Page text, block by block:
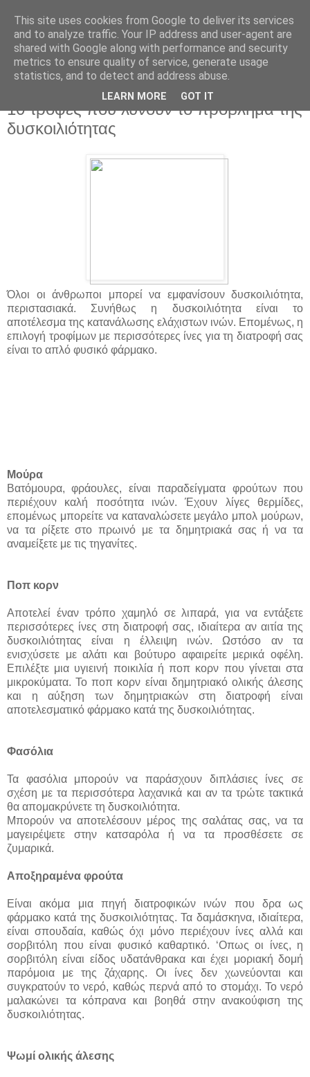
10 τροφές που λύνουν το πρόβλημα της
δυσκοιλιότητας
Όλοι οι άνθρωποι μπορεί να εμφανίσουν δυσκοιλιότητα,
περιστασιακά. Συνήθως η δυσκοιλιότητα είναι το
αποτέλεσμα της κατανάλωσης ελάχιστων ινών. Επομένως, η
επιλογή τροφίμων με περισσότερες ίνες για τη διατροφή σας
είναι το απλό φυσικό φάρμακο.
Μούρα
Βατόμουρα, φράουλες, είναι παραδείγματα φρούτων που
περιέχουν καλή ποσότητα ινών. Έχουν λίγες θερμίδες,
επομένως μπορείτε να καταναλώσετε μεγάλο μπολ μούρων,
να τα ρίξετε στο πρωινό με τα δημητριακά σας ή να τα
αναμείξετε με τις τηγανίτες.
Ποπ κορν
Αποτελεί έναν τρόπο χαμηλό σε λιπαρά, για να εντάξετε
περισσότερες ίνες στη διατροφή σας, ιδιαίτερα αν αιτία της
δυσκοιλιότητας είναι η έλλειψη ινών. Ωστόσο αν τα
ενισχύσετε με αλάτι και βούτυρο αφαιρείτε μερικά οφέλη.
Επιλέξτε μια υγιεινή ποικιλία ή ποπ κορν που γίνεται στα
μικροκύματα. Το ποπ κορν είναι δημητριακό ολικής άλεσης
και η αύξηση των δημητριακών στη διατροφή είναι
αποτελεσματικό φάρμακο κατά της δυσκοιλιότητας.
Φασόλια
Τα φασόλια μπορούν να παράσχουν διπλάσιες ίνες σε
σχέση με τα περισσότερα λαχανικά και αν τα τρώτε τακτικά
θα απομακρύνετε τη δυσκοιλιότητα.
Μπορούν να αποτελέσουν μέρος της σαλάτας σας, να τα
μαγειρέψετε στην κατσαρόλα ή να τα προσθέσετε σε
ζυμαρικά.
Αποξηραμένα φρούτα
Είναι ακόμα μια πηγή διατροφικών ινών που δρα ως
φάρμακο κατά της δυσκοιλιότητας. Τα δαμάσκηνα, ιδιαίτερα,
είναι σπουδαία, καθώς όχι μόνο περιέχουν ίνες αλλά και
σορβιτόλη που είναι φυσικό καθαρτικό. ‘Οπως οι ίνες, η
σορβιτόλη είναι είδος υδατάνθρακα και έχει μοριακή δομή
παρόμοια με της ζάχαρης. Οι ίνες δεν χωνεύονται και
συγκρατούν το νερό, καθώς περνά από το στομάχι. Το νερό
μαλακώνει τα κόπρανα και βοηθά στην ανακούφιση της
δυσκοιλιότητας.
Ψωμί ολικής άλεσης
This site uses cookies from Google to deliver its services
and to analyze traffic. Your IP address and user-agent are
shared with Google along with performance and security
metrics to ensure quality of service, generate usage
statistics, and to detect and address abuse.
LEARN MORE GOT IT